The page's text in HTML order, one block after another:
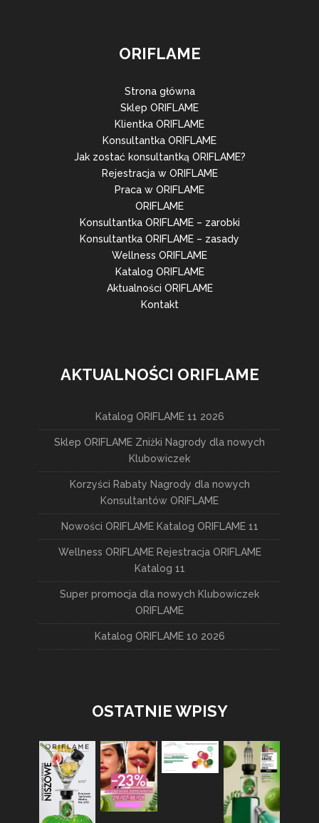
ORIFLAME
Strona główna
Sklep ORIFLAME
Klientka ORIFLAME
Konsultantka ORIFLAME
Jak zostać konsultantką ORIFLAME?
Rejestracja w ORIFLAME
Praca w ORIFLAME
ORIFLAME
Konsultantka ORIFLAME – zarobki
Konsultantka ORIFLAME – zasady
Wellness ORIFLAME
Katalog ORIFLAME
Aktualności ORIFLAME
Kontakt
AKTUALNOŚCI ORIFLAME
Katalog ORIFLAME 11 2026
Sklep ORIFLAME Zniżki Nagrody dla nowych
Klubowiczek
Korzyści Rabaty Nagrody dla nowych
Konsultantów ORIFLAME
Nowości ORIFLAME Katalog ORIFLAME 11
Wellness ORIFLAME Rejestracja ORIFLAME
Katalog 11
Super promocja dla nowych Klubowiczek
ORIFLAME
Katalog ORIFLAME 10 2026
OSTATNIE WPISY